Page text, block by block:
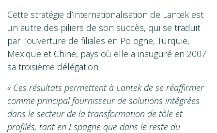
Cette stratégie d’internationalisation de Lantek est
un autre des piliers de son succès, qui se traduit
par l’ouverture de filiales en Pologne, Turquie,
Mexique et Chine, pays où elle a inauguré en 2007
sa troisième délégation.
« Ces résultats permettent à Lantek de se réaffirmer
comme principal fournisseur de solutions intégrées
dans le secteur de la transformation de tôle et
profilés, tant en Espagne que dans le reste du